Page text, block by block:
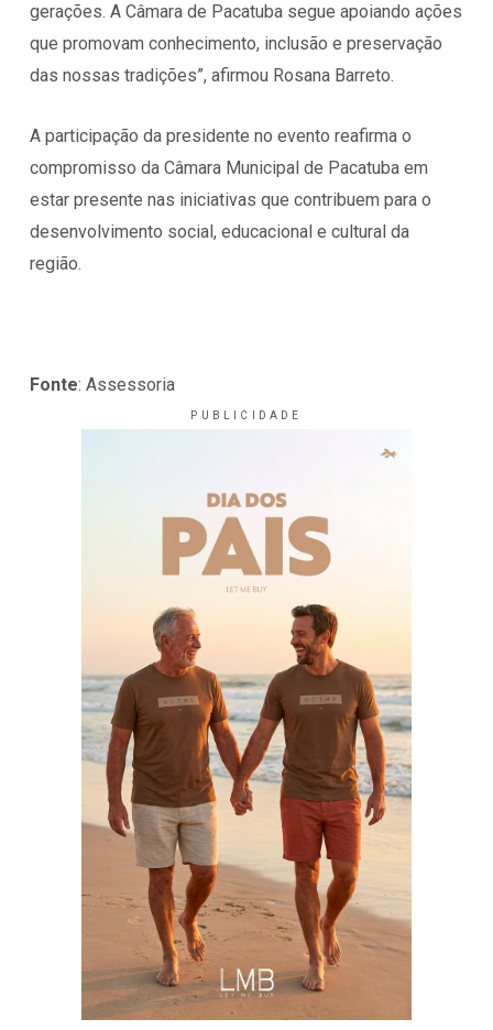
gerações. A Câmara de Pacatuba segue apoiando ações
que promovam conhecimento, inclusão e preservação
das nossas tradições”, afirmou Rosana Barreto.
A participação da presidente no evento reafirma o
compromisso da Câmara Municipal de Pacatuba em
estar presente nas iniciativas que contribuem para o
desenvolvimento social, educacional e cultural da
região.
Fonte: Assessoria